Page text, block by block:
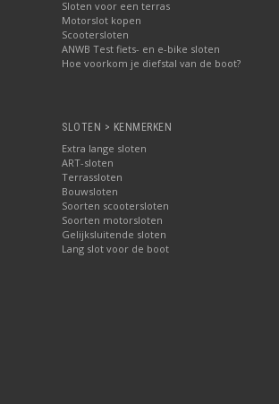
Sloten voor een terras
Motorslot kopen
Scootersloten
ANWB Test fiets- en e-bike sloten
Hoe voorkom je diefstal van de boot?
SLOTEN > KENMERKEN
Extra lange sloten
ART-sloten
Terrassloten
Bouwsloten
Soorten scootersloten
Soorten motorsloten
Gelijksluitende sloten
Lang slot voor de boot